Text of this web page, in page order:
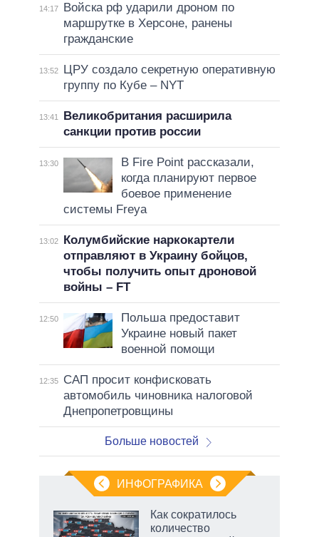
14:17
Войска рф ударили дроном по
маршрутке в Херсоне, ранены
гражданские
13:52
ЦРУ создало секретную оперативную
группу по Кубе – NYT
13:41
Великобритания расширила
санкции против россии
13:30
В Fire Point рассказали,
когда планируют первое
боевое применение
системы Freya
13:02
Колумбийские наркокартели
отправляют в Украину бойцов,
чтобы получить опыт дроновой
войны – FT
12:50
Польша предоставит
Украине новый пакет
военной помощи
12:35
САП просит конфисковать
автомобиль чиновника налоговой
Днепропетровщины
Больше новостей
ИНФОГРАФИКА
Как сократилось
количество